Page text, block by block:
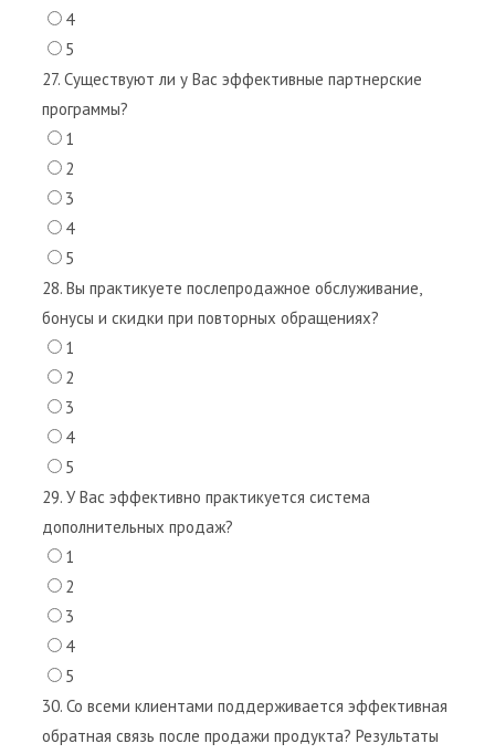
4
5
27. Существуют ли у Вас эффективные партнерские
программы?
1
2
3
4
5
28. Вы практикуете послепродажное обслуживание,
бонусы и скидки при повторных обращениях?
1
2
3
4
5
29. У Вас эффективно практикуется система
дополнительных продаж?
1
2
3
4
5
30. Со всеми клиентами поддерживается эффективная
обратная связь после продажи продукта? Результаты